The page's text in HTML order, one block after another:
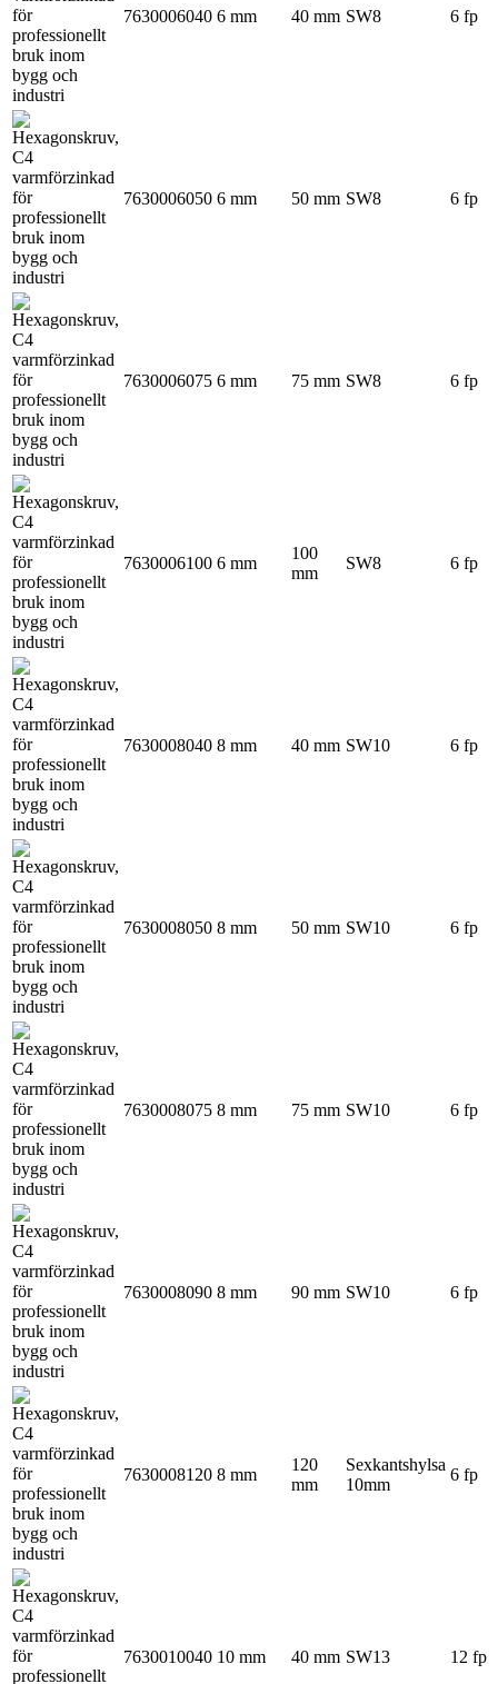
7630006040 6 mm 40 mm SW8 6 fp
7630006050 6 mm 50 mm SW8 6 fp
7630006075 6 mm 75 mm SW8 6 fp
7630006100 6 mm
100
mm
SW8 6 fp
7630008040 8 mm 40 mm SW10 6 fp
7630008050 8 mm 50 mm SW10 6 fp
7630008075 8 mm 75 mm SW10 6 fp
7630008090 8 mm 90 mm SW10 6 fp
7630008120 8 mm
120
mm
Sexkantshylsa
10mm
6 fp
7630010040 10 mm 40 mm SW13 12 fp